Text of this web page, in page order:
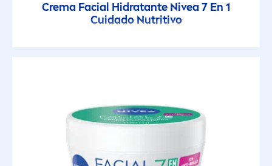
Crema Facial Hidratante Nivea7 En 1
Cuidado Nutritivo